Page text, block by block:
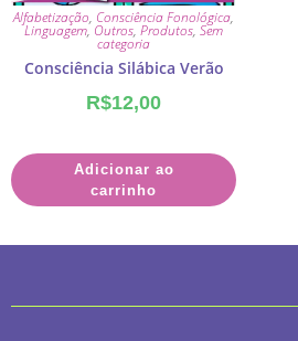
Alfabetização, Consciência Fonológica,
Linguagem, Outros, Produtos, Sem
categoria
Consciência Silábica Verão
R$12,00
Adicionar ao
carrinho